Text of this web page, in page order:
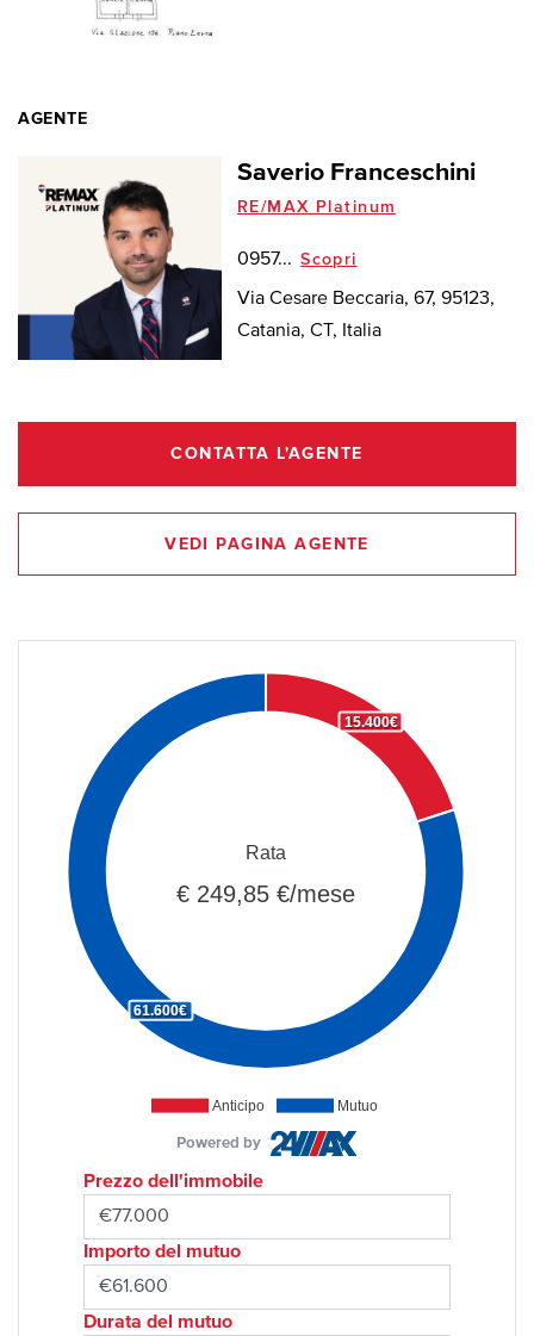
AGENTE
Saverio Franceschini
RE/MAX Platinum
0957... Scopri
Via Cesare Beccaria, 67, 95123,
Catania, CT, Italia
CONTATTA L'AGENTE
VEDI PAGINA AGENTE
Anticipo Mutuo
15.400€
61.600€
Rata
€ 249,85 €/mese
Powered by
Prezzo dell'immobile
Importo del mutuo
Durata del mutuo